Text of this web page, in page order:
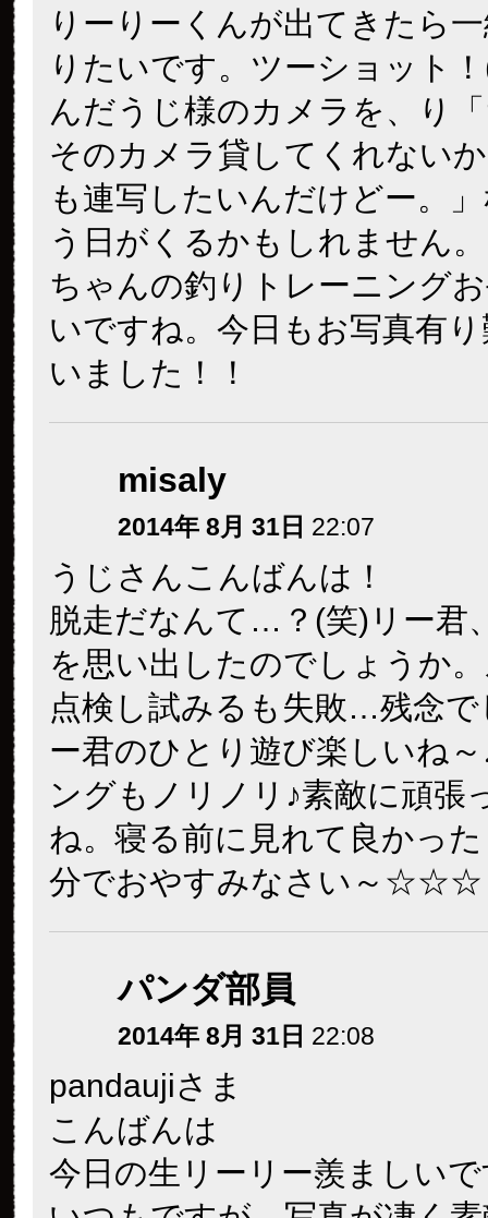
りーりーくんが出てきたら
りたいです。ツーショット
んだうじ様のカメラを、り
そのカメラ貸してくれない
も連写したいんだけどー。
う日がくるかもしれません
ちゃんの釣りトレーニング
いですね。今日もお写真有
いました！！
misaly
2014年 8月 31日 22:07
うじさんこんばんは！
脱走だなんて…？(笑)リー君
を思い出したのでしょうか
点検し試みるも失敗…残念
ー君のひとり遊び楽しいね
ングもノリノリ♪素敵に頑張
ね。寝る前に見れて良かっ
分でおやすみなさい～☆☆☆
パンダ部員
2014年 8月 31日 22:08
pandaujiさま
こんばんは
今日の生リーリー羨ましい